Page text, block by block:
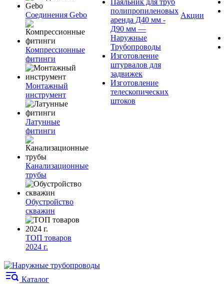
Соединения Gebo
Компрессионные
фитинги
Монтажный
инструмент
Латунные
фитинги
Канализационные
трубы
Обустройство
скважин
ТОП товаров
2024 г.
Паяльник для труб
полипропиленовых
аренда Д40 мм -
Д90 мм —
Наружные
Трубопроводы
Изготовление
штурвалов для
задвижек
Изготовление
телескопических
штоков
Акции
Каталог